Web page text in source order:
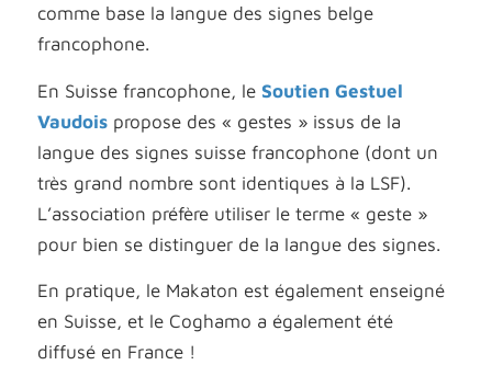
comme base la langue des signes belge
francophone.
En Suisse francophone, le Soutien Gestuel
Vaudoispropose des « gestes » issus de la
langue des signes suisse francophone (dont un
très grand nombre sont identiques à la LSF).
L’association préfère utiliser le terme « geste »
pour bien se distinguer de la langue des signes.
En pratique, le Makaton est également enseigné
en Suisse, et le Coghamo a également été
diffusé en France !